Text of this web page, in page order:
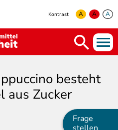
Kontrast A A A
Frage
besteht
aus Zucker